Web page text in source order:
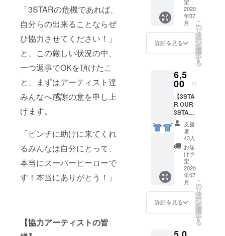
「3STARの危機であれば、
自分らの出来ることならぜ
ひ協力させてください！」
と、この厳しい状況の中、
一つ返事でOKを頂けたこ
と、まずはアーティスト達
みんなへ感謝の意を申し上
げます。
「ピンチに助けに来てくれ
るみんなは自分にとって、
本当にスーパーヒーローで
す！本当にありがとう！」
【協力アーティストの皆
グリー
ン / ホワ
イト 支
援時に
のカ
ラータ
くださ
い。 ・
サイズ
展開 M /
L / XL /
XXL ※支
援時に
ご希望
のサイ
ズをお
選びく
ださ
い。 *郵
送のみ
のお届
ります
(送料込
は前面
プリン
トと同
カラー
になり
ます。
開(全て
ブラッ
ディー
になり
ます) マ
リー
ゴール
ド / シア
ン / ミン
トグ
リーン /
マゼン
タ 支援
時にご
カラー
タイプ
「月と
星」の
ワンポ
イン
ト！
いを乗
せた、
もう2度
と手に
入らな
い限定T
シャツ
になり
ます。
※バック
プリン
トのロ
ゴ部分
は前面
プリン
トと同
カラー
3STAR
83 バッ
クプリ
ントに
今池の
街並み
と「希
「私た
ちの場
所を守
ろう」
とメッ
セージ
性の強
いL/S
Tee！
・カ
ラー展
開 ブ
ラック
x ホワ
イトプ
リント /
ブラッ
ロープ
2020
年07
月
詳細を見る
こ
の
リ
タ
ー
ン
を
選
択
す
る
6,5
00 円
【3STA
R OUR
3STAR
完全限
定ロゴ
Teeシ
リー
ズ"Pap
Airplan
e"】半
袖Tシャ
ツ
Design
ed by :
3STAR
アー
支援
者：
43人
お届
け予
定：
2020
年07
月
詳細を見る
こ
の
リ
タ
ー
ン
を
選
択
す
る